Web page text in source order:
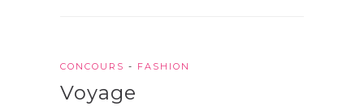
CONCOURS - FASHION
Voyage